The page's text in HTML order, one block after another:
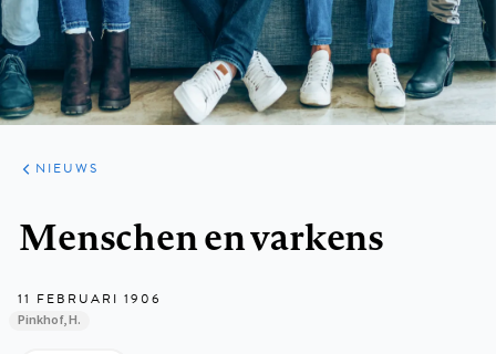
ARTIKELEN
HET
KORT
NIEUWS
Menschen en varkens
11 FEBRUARI 1906
Pinkhof, H.